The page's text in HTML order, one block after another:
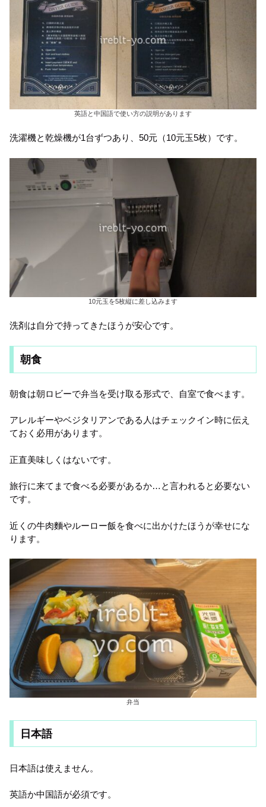
英語と中国語で使い方の説明があります
洗濯機と乾燥機が1台ずつあり、50元（10元玉5枚）です。
10元玉を5枚縦に差し込みます
洗剤は自分で持ってきたほうが安心です。
朝食
朝食は朝ロビーで弁当を受け取る形式で、自室で食べます。
アレルギーやベジタリアンである人はチェックイン時に伝え
ておく必用があります。
正直美味しくはないです。
旅行に来てまで食べる必要があるか…と言われると必要ない
です。
近くの牛肉麵やルーロー飯を食べに出かけたほうが幸せにな
ります。
弁当
日本語
日本語は使えません。
英語か中国語が必須です。